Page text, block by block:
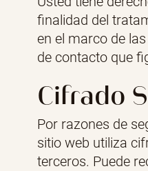
finalidad del
en el marco de
de contacto que
Cifrado
Por razones de
sitio web utiliza
terceros. Puede